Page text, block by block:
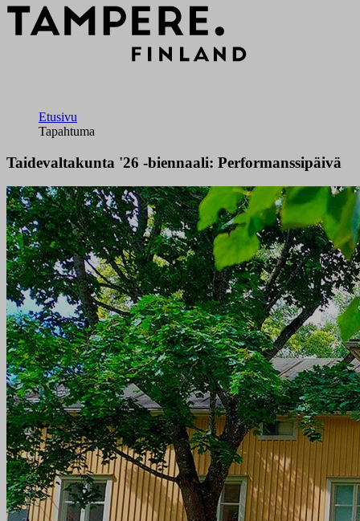
Etusivu
Tapahtuma
Taidevaltakunta '26 -biennaali: Performanssipäivä